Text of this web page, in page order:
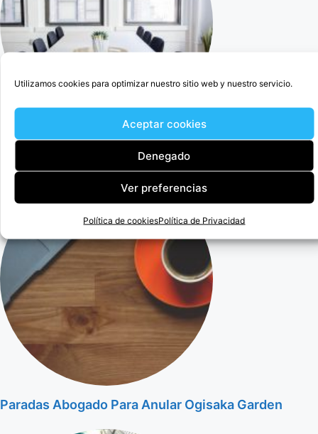
Utilizamos cookies para optimizar nuestro sitio web y nuestro servicio.
Aceptar cookies
Denegado
Ver preferencias
Política de cookiesPolítica de Privacidad
Cercedilla Abogado Para Anular Ogisaka Garden
Paradas Abogado Para Anular Ogisaka Garden